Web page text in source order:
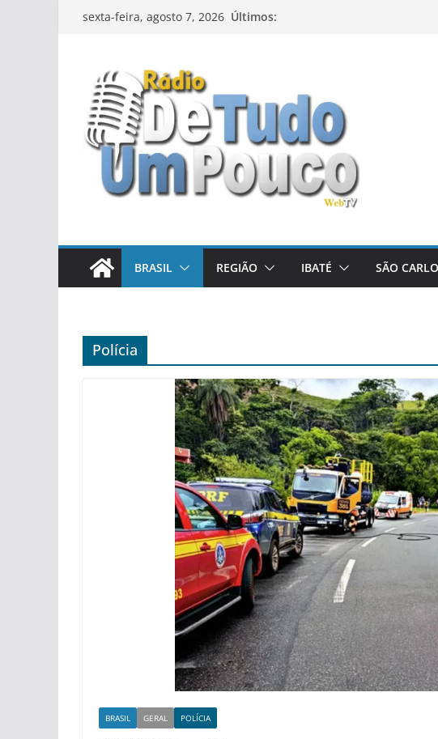
Pular
conteúdo
sexta-feira, agosto 7, 2026 Últimos:
BRASIL REGIÃO IBATÉ SÃO
Polícia
BRASIL GERAL POLÍCIA